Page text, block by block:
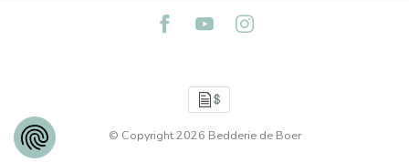
© Copyright 2026 Bedderie de Boer